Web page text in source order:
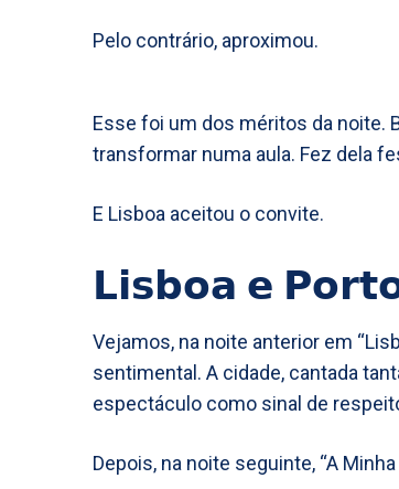
Pelo contrário, aproximou.
Esse foi um dos méritos da noite.
transformar numa aula. Fez dela
E Lisboa aceitou o convite.
𝗟𝗶𝘀𝗯𝗼𝗮 𝗲
Vejamos, na noite anterior em
sentimental. A cidade, cantada
espectáculo como sinal de
Depois, na noite seguinte, “A